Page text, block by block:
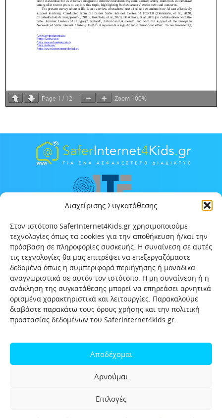
Διαχείρισης Συγκατάθεσης
Στον ιστότοπο SaferInternet4Kids.gr χρησιμοποιούμε
τεχνολογίες όπως τα cookies για την αποθήκευση ή/και την
πρόσβαση σε πληροφορίες συσκευής. Η συναίνεση σε αυτές
τις τεχνολογίες θα μας επιτρέψει να επεξεργαζόμαστε
δεδομένα όπως η συμπεριφορά περιήγησης ή μοναδικά
αναγνωριστικά σε αυτόν τον ιστότοπο. Η μη συναίνεση ή η
ανάκληση της συγκατάθεσης μπορεί να επηρεάσει αρνητικά
ορισμένα χαρακτηριστικά και λειτουργίες. Παρακαλούμε
διαβάστε παρακάτω τους όρους χρήσης και την πολιτική
προστασίας δεδομένων του SaferInternet4kids.gr .
Αποδέχομαι
Αρνούμαι
Επιλογές
Page 1 / 12 Zoom 100%
Πολιτική προστασίας δεδομένων
Πολιτική Προστασίας Παιδιών και Εφήβων
Όροι χρήσης
Help-Line